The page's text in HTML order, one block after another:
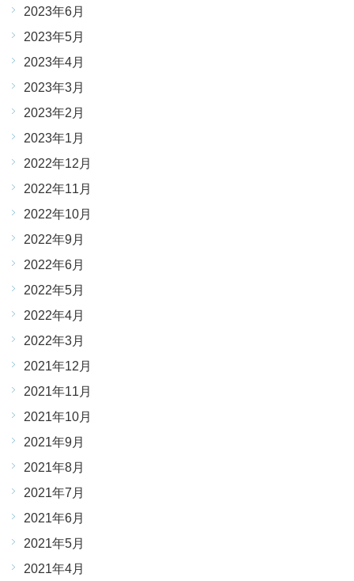
2023年6月
2023年5月
2023年4月
2023年3月
2023年2月
2023年1月
2022年12月
2022年11月
2022年10月
2022年9月
2022年6月
2022年5月
2022年4月
2022年3月
2021年12月
2021年11月
2021年10月
2021年9月
2021年8月
2021年7月
2021年6月
2021年5月
2021年4月